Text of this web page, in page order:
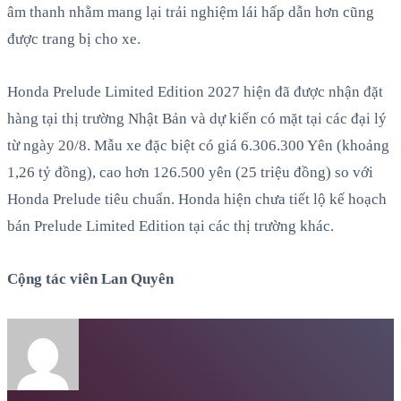
âm thanh nhằm mang lại trải nghiệm lái hấp dẫn hơn cũng
được trang bị cho xe.
Honda Prelude Limited Edition 2027 hiện đã được nhận đặt
hàng tại thị trường Nhật Bản và dự kiến có mặt tại các đại lý
từ ngày 20/8. Mẫu xe đặc biệt có giá 6.306.300 Yên (khoảng
1,26 tỷ đồng), cao hơn 126.500 yên (25 triệu đồng) so với
Honda Prelude tiêu chuẩn. Honda hiện chưa tiết lộ kế hoạch
bán Prelude Limited Edition tại các thị trường khác.
Cộng tác viên Lan Quyên